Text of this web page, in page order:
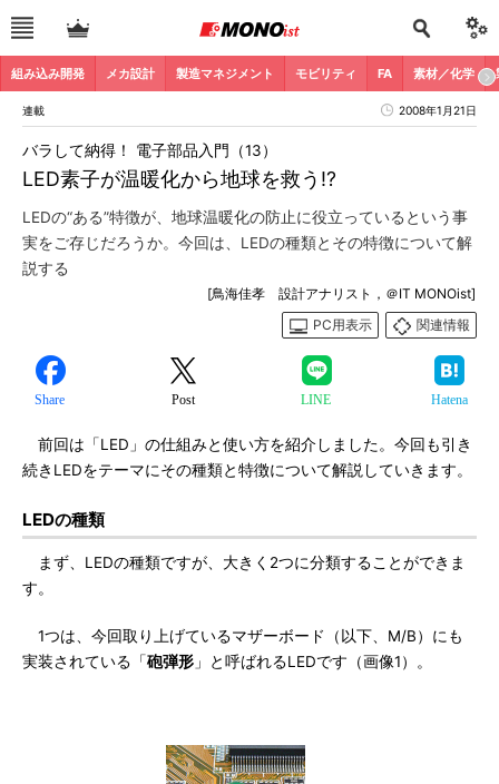
組み込み開発 メカ設計 製造マネジメント モビリティ FA 素材／化学
連載 2008年1月21日
LED素子が温暖化から地球を救う!?
バラして納得！ 電子部品入門（13）
LEDの“ある”特徴が、地球温暖化の防止に役立っているという事
実をご存じだろうか。今回は、LEDの種類とその特徴について解
説する
[鳥海佳孝 設計アナリスト，＠IT MONOist]
PC用表示
関連情報
Share Post LINE Hatena
前回は「LED」の仕組みと使い方を紹介しました。今回も引き
続きLEDをテーマにその種類と特徴について解説していきます。
LEDの種類
まず、LEDの種類ですが、大きく2つに分類することができま
す。
1つは、今回取り上げているマザーボード（以下、M/B）にも
実装されている「砲弾形 」と呼ばれるLEDです（画像1）。